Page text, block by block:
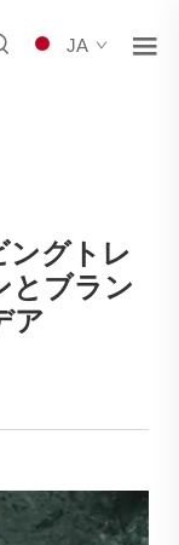
JA
ングトレ
とブラン
ア